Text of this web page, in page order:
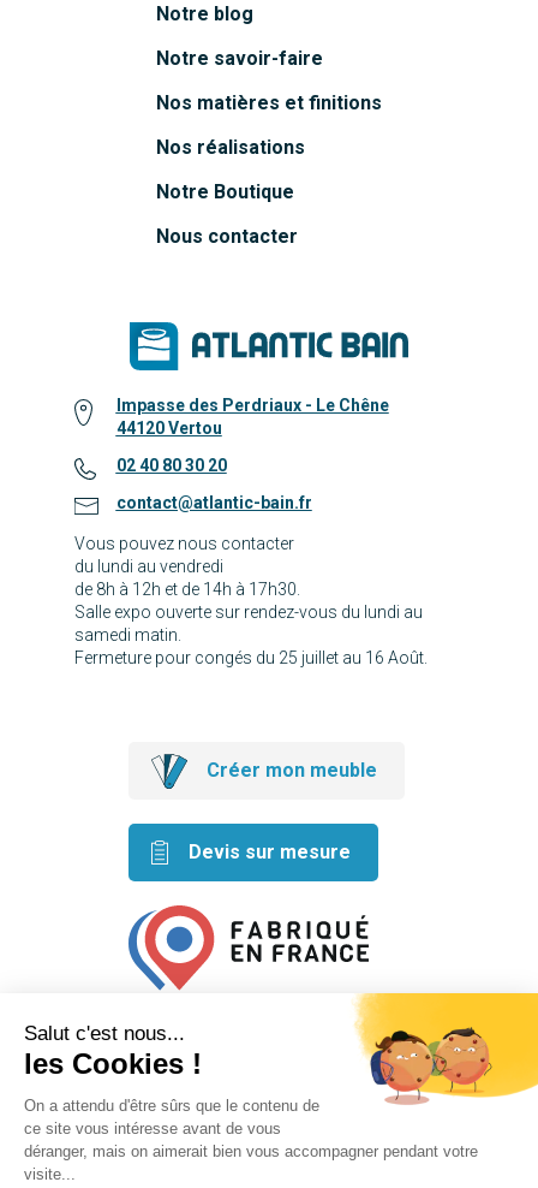
Notre blog
Notre savoir-faire
Nos matières et finitions
Nos réalisations
Notre Boutique
Nous contacter
Impasse des Perdriaux - Le Chêne
44120 Vertou
02 40 80 30 20
contact@atlantic-bain.fr
Vous pouvez nous contacter
du lundi au vendredi
de 8h à 12h et de 14h à 17h30.
Salle expo ouverte sur rendez-vous du lundi au
samedi matin.
Fermeture pour congés du 25 juillet au 16 Août.
Créer mon meuble
Devis sur mesure
Retrouvez nos idées créatives
sur les réseaux